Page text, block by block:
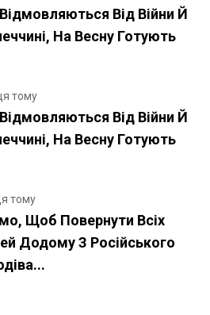
Від Війни Й
На Весну Готують
тому
Від Війни Й
На Весну Готують
тому
Щоб Повернути Всіх
Додому З Російського